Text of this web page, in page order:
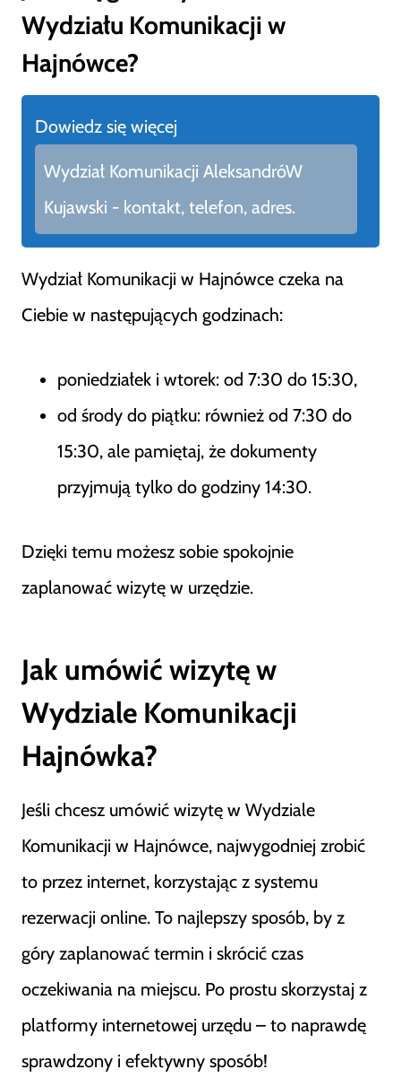
Wydziału Komunikacji w
Hajnówce?
Dowiedz się więcej
Wydział Komunikacji AleksandróW
Kujawski - kontakt, telefon, adres.
Wydział Komunikacji w Hajnówce czeka na
Ciebie w następujących godzinach:
poniedziałek i wtorek: od 7:30 do 15:30,
od środy do piątku: również od 7:30 do
15:30, ale pamiętaj, że dokumenty
przyjmują tylko do godziny 14:30.
Dzięki temu możesz sobie spokojnie
zaplanować wizytę w urzędzie.
Jak umówić wizytę w
Wydziale Komunikacji
Hajnówka?
Jeśli chcesz umówić wizytę w Wydziale
Komunikacji w Hajnówce, najwygodniej zrobić
to przez internet, korzystając z systemu
rezerwacji online. To najlepszy sposób, by z
góry zaplanować termin i skrócić czas
oczekiwania na miejscu. Po prostu skorzystaj z
platformy internetowej urzędu – to naprawdę
sprawdzony i efektywny sposób!